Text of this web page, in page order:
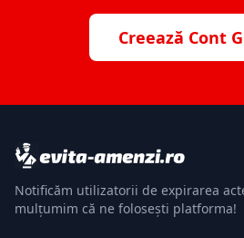
Creează Cont
Notificăm utilizatorii de expirarea
mulțumim că ne folosești platforma!